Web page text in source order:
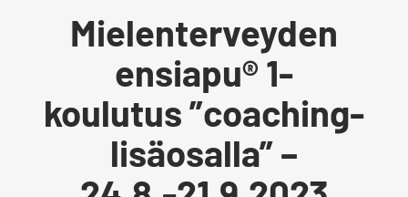
Mielenterveyden
ensiapu® 1-
koulutus ”coaching-
lisäosalla” –